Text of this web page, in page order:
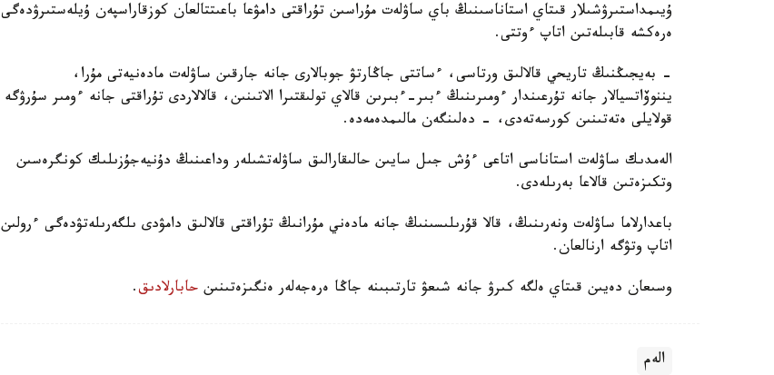
ۇيىمداستىرۋشىلار قىتاي استاناسىنىڭ باي ساۋلەت مۇراسىن تۇراقتى دامۋعا باعىتتالعان كوزقاراسپەن ۇيلەستىرۋدەگى
ەرەكشە قابىلەتىن اتاپ ءوتتى.
- بەيجىڭنىڭ تاريحي قالالىق ورتاسى، ءساتتى جاڭارتۋ جوبالارى جانە جارقىن ساۋلەت مادەنيەتى مۇرا،
يننوۆاتسيالار جانە تۇرعىندار ءومىرىنىڭ ءبىر-ءبىرىن قالاي تولىقتىرا الاتىنىن، قالالاردى تۇراقتى جانە ءومىر سۇرۋگە
قولايلى ەتەتىنىن كورسەتەدى، - دەلىنگەن مالىمدەمەدە.
الەمدىك ساۋلەت استاناسى اتاعى ءۇش جىل سايىن حالىقارالىق ساۋلەتشىلەر وداعىنىڭ دۇنيەجۇزىلىك كونگرەسىن
وتكىزەتىن قالاعا بەرىلەدى.
باعدارلاما ساۋلەت ونەرىنىڭ، قالا قۇرىلىسىنىڭ جانە مادەني مۇرانىڭ تۇراقتى قالالىق دامۋدى ىلگەرىلەتۋدەگى ءرولىن
اتاپ وتۋگە ارنالعان.
وسىعان دەيىن قىتاي ەلگە كىرۋ جانە شىعۋ تارتىبىنە جاڭا ەرەجەلەر ەنگىزەتىنىن حابارلادىق.
الەم